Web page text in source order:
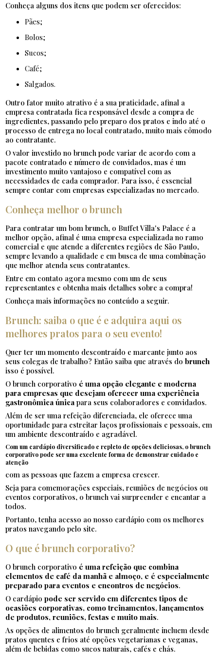
Conheça alguns dos itens que podem ser oferecidos:
Pães;
Bolos;
Sucos;
Café;
Salgados.
Outro fator muito atrativo é a sua praticidade, afinal a
empresa contratada fica responsável desde a compra de
ingredientes, passando pelo preparo dos pratos e indo até o
processo de entrega no local contratado, muito mais cômodo
ao contratante.
O valor investido no brunch pode variar de acordo com a
pacote contratado e número de convidados, mas é um
investimento muito vantajoso e compatível com as
necessidades de cada comprador. Para isso, é essencial
sempre contar com empresas especializadas no mercado.
Conheça melhor o brunch
Para contratar um bom brunch, o Buffet Villa's Palace é a
melhor opção, afinal é uma empresa especializada no ramo
comercial e que atende a diferentes regiões de São Paulo,
sempre levando a qualidade e em busca de uma combinação
que melhor atenda seus contratantes.
Entre em contato agora mesmo com um de seus
representantes e obtenha mais detalhes sobre a compra!
Conheça mais informações no conteúdo a seguir.
Brunch: saiba o que é e adquira aqui os
melhores pratos para o seu evento!
Quer ter um momento descontraído e marcante junto aos
seus colegas de trabalho? Então saiba que através dobrunch
isso é possível.
O brunch corporativo é uma opção elegante e moderna
para empresas que desejam oferecer uma experiência
gastronômica únicapara seus colaboradores e convidados.
Além de ser uma refeição diferenciada, ele oferece uma
oportunidade para estreitar laços profissionais e pessoais, em
um ambiente descontraído e agradável.
Com um cardápio diversificado e repleto de opções deliciosas, o brunch
corporativo pode ser uma excelente forma de demonstrar cuidado e
atenção
com as pessoas que fazem a empresa crescer.
Seja para comemorações especiais, reuniões de negócios ou
eventos corporativos, o brunch vai surpreender e encantar a
todos.
Portanto, tenha acesso ao nosso cardápio com os melhores
pratos navegando pelo site.
O que é brunch corporativo?
O brunch corporativo é uma refeição que combina
elementos de café da manhã e almoço, e é especialmente
preparado para eventos e encontros de negócios.
O cardápiopode ser servido em diferentes tipos de
ocasiões corporativas, como treinamentos, lançamentos
de produtos, reuniões, festas e muito mais.
As opções de alimentos do brunch geralmente incluem desde
pratos quentes e frios até opções vegetarianas e veganas,
além de bebidas como sucos naturais, cafés e chás.